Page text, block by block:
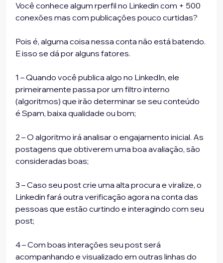
Você conhece algum rperfil no Linkedin com + 500
conexões mas com publicações pouco curtidas?
Pois é, alguma coisa nessa conta não está batendo.
E isso se dá por alguns fatores.
1 – Quando você publica algo no LinkedIn, ele
primeiramente passa por um filtro interno
(algoritmos) que irão determinar se seu conteúdo
é Spam, baixa qualidade ou bom;
2 – O algoritmo irá analisar o engajamento inicial. As
postagens que obtiverem uma boa avaliação, são
consideradas boas;
3 – Caso seu post crie uma alta procura e viralize, o
Linkedin fará outra verificação agora na conta das
pessoas que estão curtindo e interagindo com seu
post;
4 – Com boas interações seu post será
acompanhando e visualizado em outras linhas do